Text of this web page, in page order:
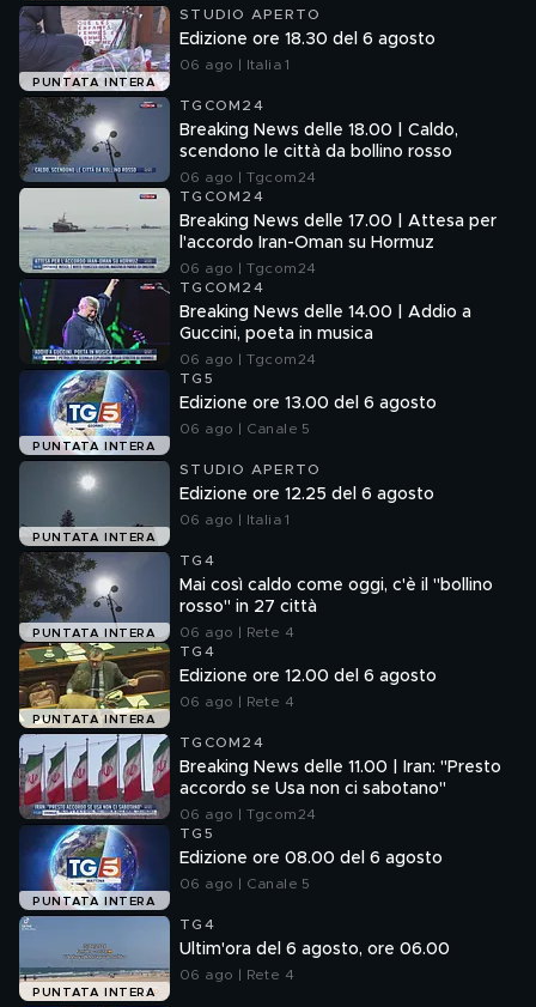
PUNTATA INTERA
STUDIO APERTO
Edizione ore 18.30 del 6 agosto
06 ago | Italia 1
TGCOM24
Breaking News delle 18.00 | Caldo,
scendono le città da bollino rosso
06 ago | Tgcom24
TGCOM24
Breaking News delle 17.00 | Attesa per
l'accordo Iran-Oman su Hormuz
06 ago | Tgcom24
TGCOM24
Breaking News delle 14.00 | Addio a
Guccini, poeta in musica
06 ago | Tgcom24
PUNTATA INTERA
TG5
Edizione ore 13.00 del 6 agosto
06 ago | Canale 5
PUNTATA INTERA
STUDIO APERTO
Edizione ore 12.25 del 6 agosto
06 ago | Italia 1
PUNTATA INTERA
TG4
Mai così caldo come oggi, c'è il "bollino
rosso" in 27 città
06 ago | Rete 4
PUNTATA INTERA
TG4
Edizione ore 12.00 del 6 agosto
06 ago | Rete 4
TGCOM24
Breaking News delle 11.00 | Iran: "Presto
accordo se Usa non ci sabotano"
06 ago | Tgcom24
PUNTATA INTERA
TG5
Edizione ore 08.00 del 6 agosto
06 ago | Canale 5
PUNTATA INTERA
TG4
Ultim'ora del 6 agosto, ore 06.00
06 ago | Rete 4